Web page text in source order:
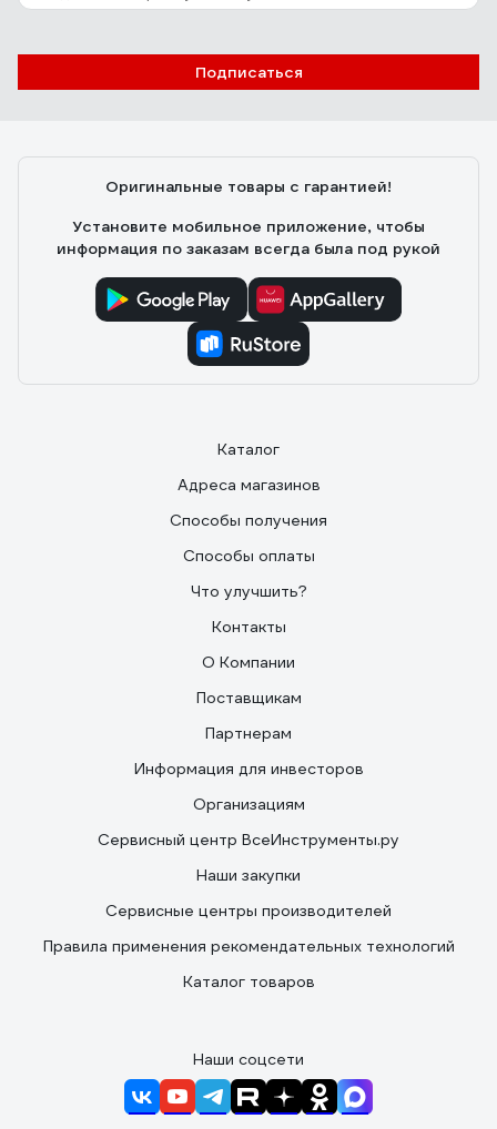
Подписаться
Оригинальные товары с гарантией!
Установите мобильное приложение, чтобы
информация по заказам всегда была под рукой
Каталог
Адреса магазинов
Способы получения
Способы оплаты
Что улучшить?
Контакты
О Компании
Поставщикам
Партнерам
Информация для инвесторов
Организациям
Сервисный центр ВсеИнструменты.ру
Наши закупки
Сервисные центры производителей
Правила применения рекомендательных технологий
Каталог товаров
Наши соцсети